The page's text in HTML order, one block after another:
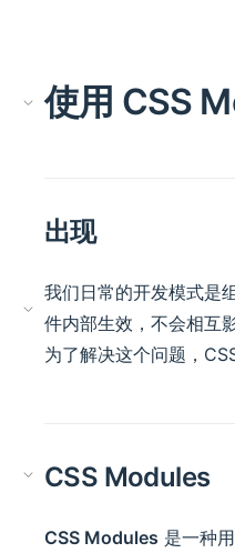
使用 CSS
出现
我们日常的开发模式是
件内部生效，不会相互
为了解决这个问题，
CSS Modules
CSS Modules 是一种